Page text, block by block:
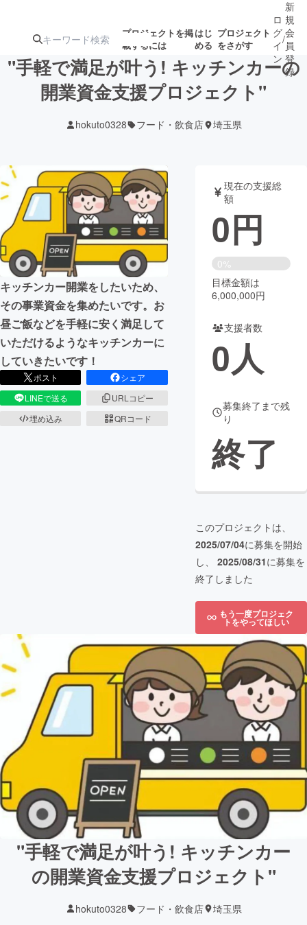
プロジェクトを掲
載するには
はじ
める
プロジェクト
をさがす
ターン
ジェクト
募集終了が近いプ
ロジェクト
アート・写真 音楽
テクノロジー・ガジェット ゲーム・サ
映像・映画 書籍・雑誌
ビジネス・起業 チャレンジ
まちづくり・地域活性化
CAMPFIRE for Social Good CAMPFIRE Creation
CAMPFIREふるさと納税
ロ
グ
イ
ン
/
新
規
会
員
登
録
"手軽で満足が叶う! キッチンカーの
開業資金支援プロジェクト"
hokuto0328 フード・飲食店 埼玉県
キッチンカー開業をしたいため、
その事業資金を集めたいです。お
昼ご飯などを手軽に安く満足して
いただけるようなキッチンカーに
していきたいです！
ポスト
シェア
LINEで送る
URLコピー
埋め込み
QRコード
現在の支援総
額
0円
0%
目標金額は
6,000,000円
支援者数
0人
募集終了まで残
り
終了
このプロジェクトは、
2025/07/04に募集を開始
し、 2025/08/31に募集を
終了しました
もう一度プロジェク
トをやってほしい
"手軽で満足が叶う! キッチンカー
の開業資金支援プロジェクト"
hokuto0328 フード・飲食店 埼玉県